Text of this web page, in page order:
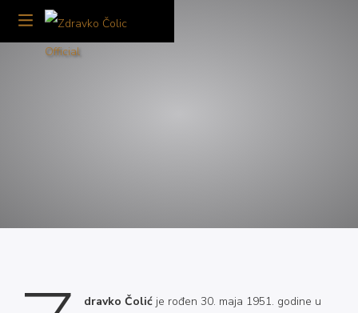
dravko Čolićje rođen 30. maja 1951. godine u